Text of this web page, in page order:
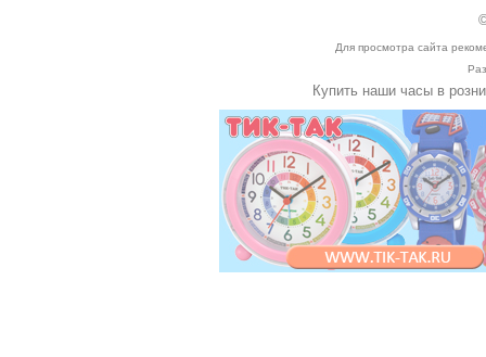
Для просмотра сайта
Купить наши часы в